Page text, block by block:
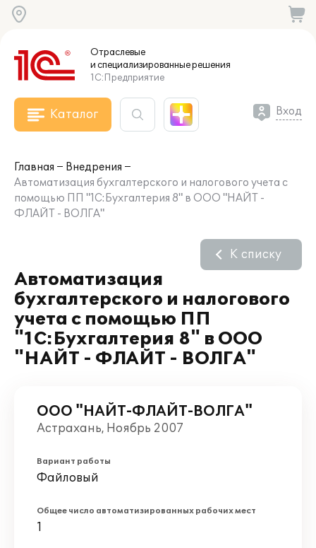
Отраслевые
и специализированныерешения
1С:Предприятие
Каталог Вход
Главная
Внедрения
Автоматизация бухгалтерского и налогового учета с
помощью ПП "1С:Бухгалтерия 8" в ООО "НАЙТ -
ФЛАЙТ - ВОЛГА"
Автоматизация
бухгалтерского и налогового
учета с помощью ПП
"1С:Бухгалтерия 8" в ООО
"НАЙТ - ФЛАЙТ - ВОЛГА"
К списку
ООО "НАЙТ-ФЛАЙТ-ВОЛГА"
Астрахань, Ноябрь 2007
Вариант работы
Файловый
Общее число автоматизированных рабочих мест
1